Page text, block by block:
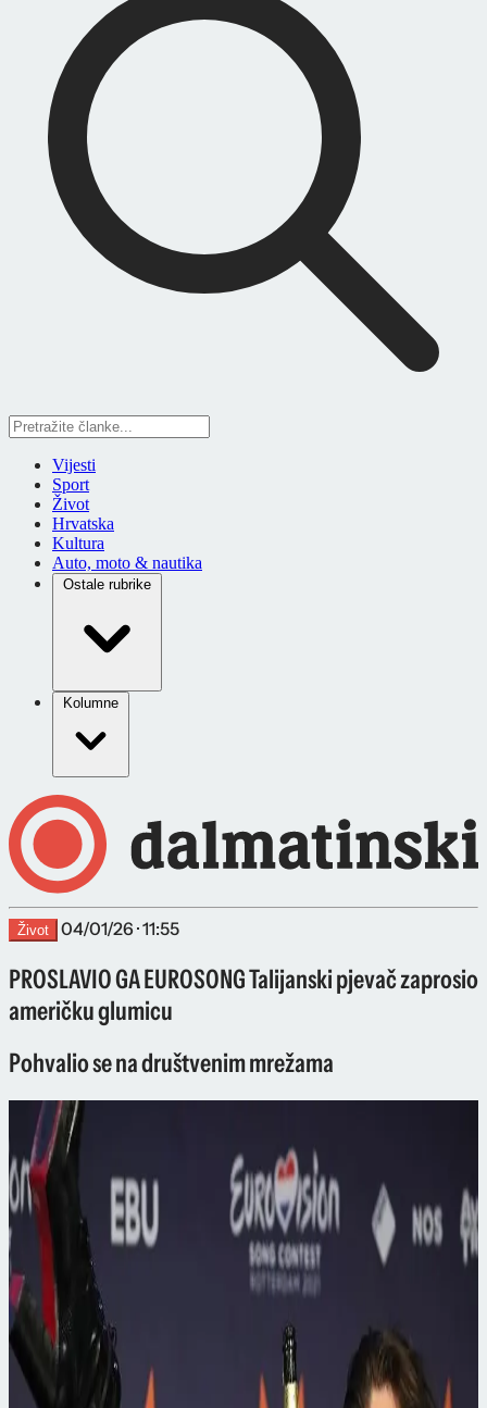
Vijesti
Sport
Život
Hrvatska
Kultura
Auto, moto & nautika
Ostale rubrike
Kolumne
Život 04/01/26 · 11:55
PROSLAVIO GA EUROSONG Talijanski pjevač zaprosio
američku glumicu
Pohvalio se na društvenim mrežama